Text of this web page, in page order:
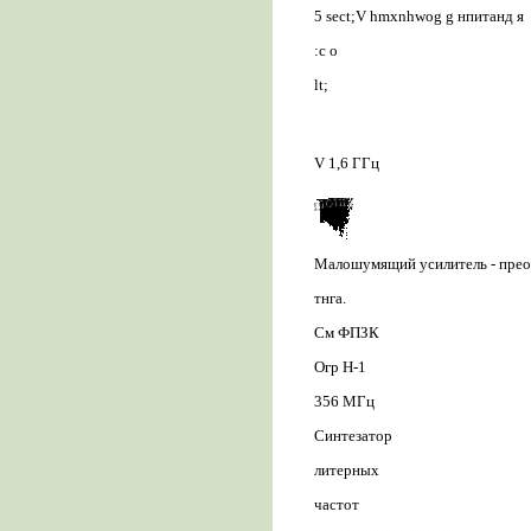
5 sect;V hmxnhwog g нпитанд я
:с о
lt;
V 1,6 ГГц
Малошумящий усилитель -
тнга.
См ФПЗК
Огр Н-1
356 МГц
Синтезатор
литерных
частот